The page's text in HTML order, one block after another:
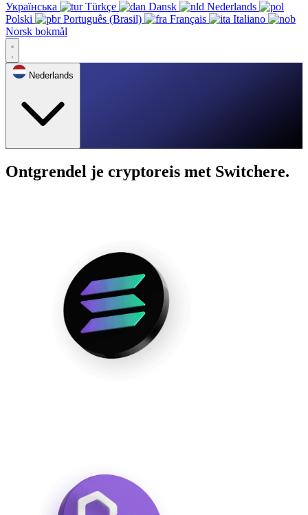
Українська
Türkçe Dansk
Nederlands
Polski
Português (Brasil) Français
Italiano
Norsk bokmål
Nederlands
Ontgrendel je cryptoreis met Switchere.